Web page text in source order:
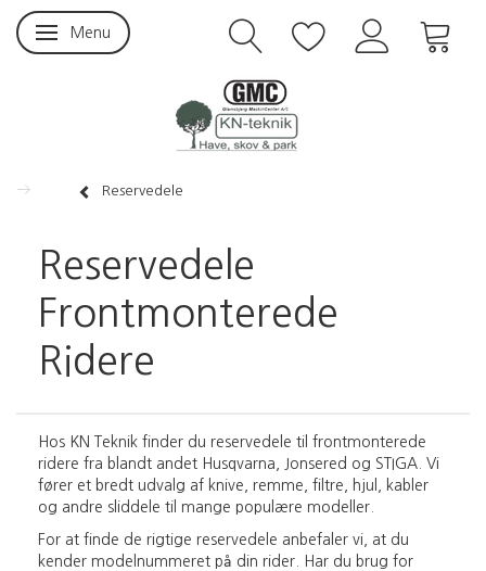
Skifte navigation
Menu
Reservedele
Reservedele
Frontmonterede
Ridere
Hos KN Teknik finder du reservedele til frontmonterede
ridere fra blandt andet Husqvarna, Jonsered og STIGA. Vi
fører et bredt udvalg af knive, remme, filtre, hjul, kabler
og andre sliddele til mange populære modeller.
For at finde de rigtige reservedele anbefaler vi, at du
kender modelnummeret på din rider. Har du brug for